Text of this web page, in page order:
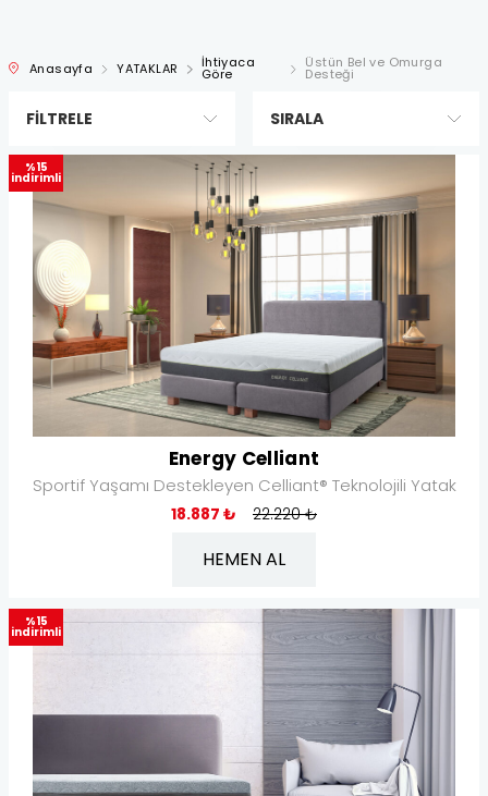
Anasayfa YATAKLAR İhtiyaca
Göre
Üstün Bel ve Omurga
Desteği
FILTRELE SIRALA
%15
indirimli
Energy Celliant
Sportif Yaşamı Destekleyen Celliant® Teknolojili Yatak
18.887 ₺ 22.220 ₺
HEMEN AL
%15
indirimli